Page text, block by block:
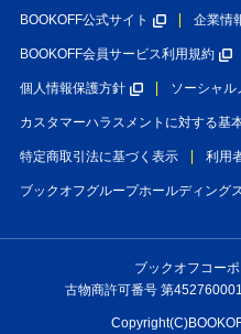
BOOKOFF公式サイト 企業情
BOOKOFF会員サービス利用規約
個人情報保護方針 ソーシャル
カスタマーハラスメントに対する基
特定商取引法に基づく表示 利用
ブックオフグループホールディング
ブックオフコー
古物商許可番号 第